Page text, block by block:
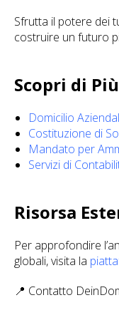
Sfrutta il potere dei
costruire un futuro
Scopri di
Domicilio
Costituzione di
Mandato per
Servizi di
Risorsa
Per approfondire
globali, visita la
📍 Contatto